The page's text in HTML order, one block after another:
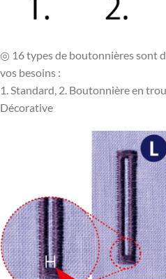
◎ 16 types de boutonnières sont
vos besoins :
1. Standard, 2. Boutonnière en
Décorative